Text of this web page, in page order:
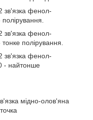
зв'язка фенол-
зв'язка фенол-
полірування.
зв'язка фенол-
- найтонше
мідно-олов'яна